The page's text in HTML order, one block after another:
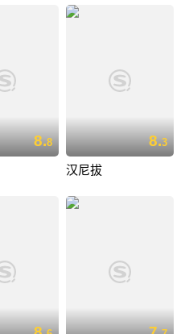
8.8 8.3
汉尼拔